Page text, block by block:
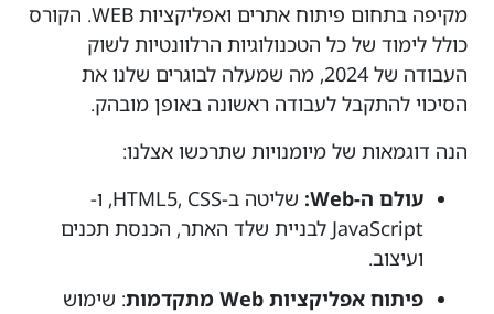
מקיפה בתחום פיתוח אתרים ואפליקציות WEB. הקורס
כולל לימוד של כל הטכנולוגיות הרלוונטיות לשוק
העבודה של 2024, מה שמעלה לבוגרים שלנו את
הסיכוי להתקבל לעבודה ראשונה באופן מובהק.
הנה דוגמאות של מיומנויות שתרכשו אצלנו:
עולם ה-Web:
שליטה ב-HTML5, CSS, ו-
JavaScript לבניית שלד האתר, הכנסת תכנים
ועיצוב.
פיתוח אפליקציות Web מתקדמות
: שימוש